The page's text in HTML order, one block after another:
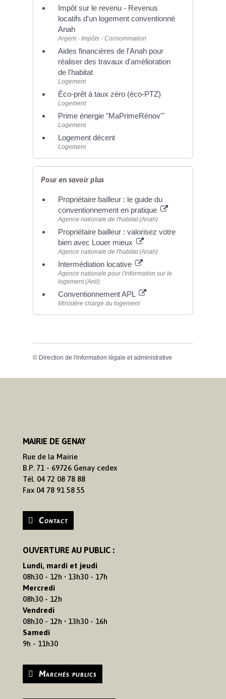
Impôt sur le revenu - Revenus
locatifs d'un logement conventionné
Anah
Argent - Impôts - Consommation
Aides financières de l'Anah pour
réaliser des travaux d'amélioration
de l'habitat
Logement
Éco-prêt à taux zéro (éco-PTZ)
Logement
Prime énergie "MaPrimeRénov'"
Logement
Logement décent
Logement
Pour en savoir plus
Propriétaire bailleur : le guide du
conventionnement en pratique
Agence nationale de l'habitat (Anah)
Propriétaire bailleur : valorisez votre
bien avec Louer mieux
Agence nationale de l'habitat (Anah)
Intermédiation locative
Agence nationale pour l'information sur le
logement (Anil)
Conventionnement APL
Ministère chargé du logement
© Direction de l'information légale et administrative
MAIRIE DE GENAY
Rue de la Mairie
B.P. 71 - 69726 Genay cedex
Tél. 04 72 08 78 88
Fax 04 78 91 58 55
Contact
OUVERTURE AU PUBLIC :
Lundi, mardi et jeudi
08h30 - 12h • 13h30 - 17h
Mercredi
08h30 - 12h
Vendredi
08h30 - 12h • 13h30 - 16h
Samedi
9h - 11h30
Marchés publics